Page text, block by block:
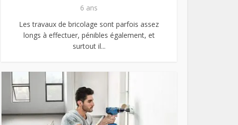
6 ans
Les travaux de bricolage sont parfois assez
longs à effectuer, pénibles également, et
surtout il...